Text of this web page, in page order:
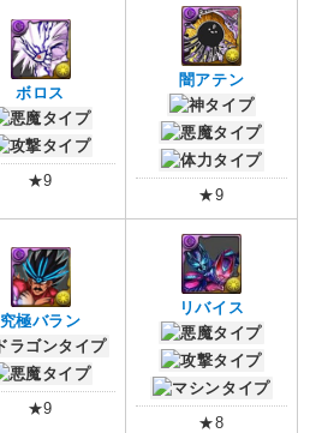
ボロス
★9
闇アテン
★9
究極バラン
★9
リバイス
★8